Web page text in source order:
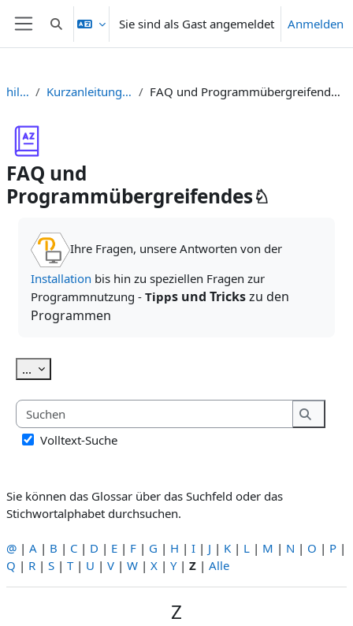
Zum Hauptinhalt
Website-Übersicht
Sucheingabe umschaltenSie sind als Gast angemeldet Anmelden
hilfe Kurzanleitungen FAQ und Programmübergreifendes♘
FAQ und
Programmübergreifendes♘
Ihre Fragen, unsere Antworten von der
Installation bis hin zu speziellen Fragen zur
Programmnutzung - Tipps und Trickszu den
Programmen
... Einträge exportieren
Suchen
Suchen
Volltext-Suche
Sie können das Glossar über das Suchfeld oder das
Stichwortalphabet durchsuchen.
@ | A | B | C | D | E | F | G | H | I | J | K | L | M | N | O | P |
Q | R | S | T| U | V | W | X | Y| Z | Alle
Z